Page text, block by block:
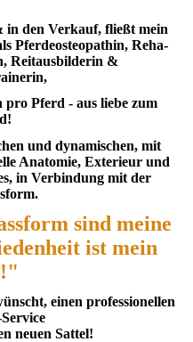
in den Verkauf, fließt mein
Pferdeosteopathin, Reha-
Reitausbilderin &
Pferd - aus liebe zum
und dynamischen, mit
Anatomie, Exterieur und
in Verbindung mit der
sind meine
ist mein
einen professionellen
neuen Sattel!